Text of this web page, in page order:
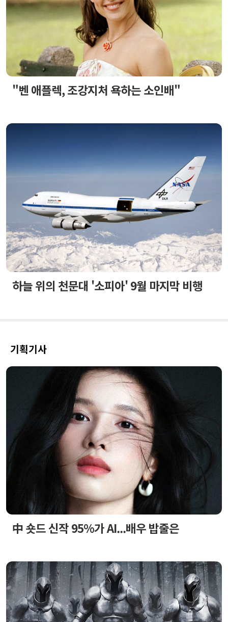
"벤 애플렉, 조강지처 욕하는 소인배"
하늘 위의 천문대 '소피아' 9월 마지막 비행
기획기사
中 숏드 신작 95%가 AI...배우 밥줄은